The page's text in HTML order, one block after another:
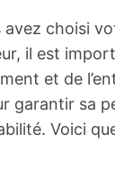
avez choisi
il est
et de
garantir sa
Voici